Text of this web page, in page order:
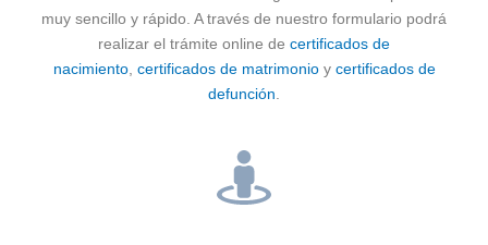
muy sencillo y rápido. A través de nuestro formulario podrá
realizar el trámite online de certificados de
nacimiento, certificados de matrimonioy certificados de
defunción